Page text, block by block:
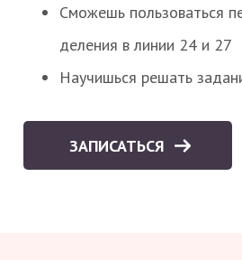
Сможешь пользоваться
деления в линии 24 и 27
Научишься решать
ЗАПИСАТЬСЯ